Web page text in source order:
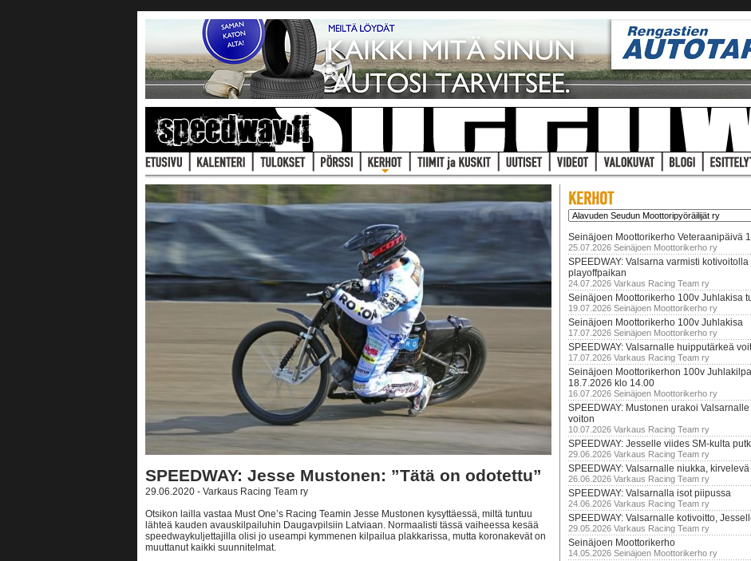
SPEEDWAY: Jesse Mustonen: ”Tätä on odotettu”
29.06.2020 - Varkaus Racing Team ry
Otsikon lailla vastaa Must One’s Racing Teamin Jesse Mustonen kysyttäessä, miltä tuntuu
lähteä kauden avauskilpailuhin Daugavpilsiin Latviaan. Normaalisti tässä vaiheessa kesää
speedwaykuljettajilla olisi jo useampi kymmenen kilpailua plakkarissa, mutta koronakevät on
muuttanut kaikki suunnitelmat.
Seinäjoen Moottorikerho Veteraanipäivä
25.07.2026 Seinäjoen Moottorikerho ry
SPEEDWAY: Valsarna varmisti kotivoitolla
playoffpaikan
24.07.2026 Varkaus Racing Team ry
Seinäjoen Moottorikerho 100v Juhlakisa
19.07.2026 Seinäjoen Moottorikerho ry
Seinäjoen Moottorikerho 100v Juhlakisa
17.07.2026 Seinäjoen Moottorikerho ry
SPEEDWAY: Valsarnalle huipputärkeä
17.07.2026 Varkaus Racing Team ry
Seinäjoen Moottorikerhon 100v
18.7.2026 klo 14.00
16.07.2026 Seinäjoen Moottorikerho ry
SPEEDWAY: Mustonen urakoi
voiton
10.07.2026 Varkaus Racing Team ry
SPEEDWAY: Jesselle viides SM-kulta
29.06.2026 Varkaus Racing Team ry
SPEEDWAY: Valsarnalle niukka,
26.06.2026 Varkaus Racing Team ry
SPEEDWAY: Valsarnalla isot piipussa
24.06.2026 Varkaus Racing Team ry
SPEEDWAY: Valsarnalle kotivoitto,
29.05.2026 Varkaus Racing Team ry
Seinäjoen Moottorikerho
14.05.2026 Seinäjoen Moottorikerho ry